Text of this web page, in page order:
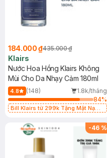
184.000 ₫435.000 ₫
Klairs
Nước Hoa Hồng Klairs Không
Mùi Cho Da Nhạy Cảm 180ml
4.8 (148)
1.8k/tháng
84%
Bill Klairs từ 299k Tặng Mặt Nạ
25ml (SL Có Hạn)
-46 %